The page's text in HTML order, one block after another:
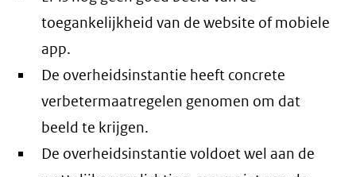
toegankelijkheid van de website of mobiele
app.
De overheidsinstantie heeft concrete
verbetermaatregelen genomen om dat
beeld te krijgen.
De overheidsinstantie voldoet wel aan de